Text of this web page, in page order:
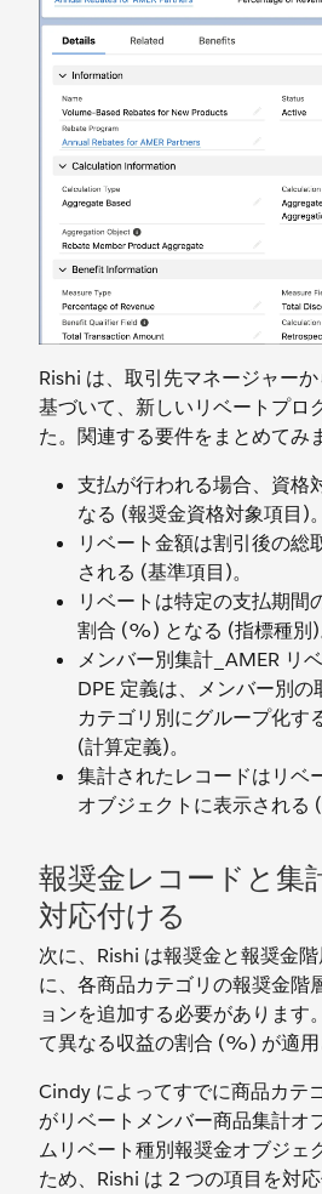
Rishi は、取引先マネージャー
基づいて、新しいリベートプロ
た。関連する要件をまとめてみ
支払が行われる場合、資格
なる (報奨金資格対象項目)。
リベート金額は割引後の総
される (基準項目)。
リベートは特定の支払期間
割合 (%) となる (指標種別)
メンバー別集計_AMER リ
DPE 定義は、メンバー別
カテゴリ別にグループ化す
(計算定義)。
集計されたレコードはリベ
オブジェクトに表示される
報奨金レコードと集
対応付ける
次に、Rishi は報奨金と報奨金
に、各商品カテゴリの報奨金階
ョンを追加する必要があります
て異なる収益の割合 (%) が適用
Cindy によってすでに商品カテ
がリベートメンバー商品集計オ
ムリベート種別報奨金オブジェ
ため、Rishi は 2 つの項目を対